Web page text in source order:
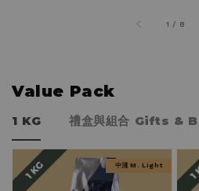
1 / 8
Value Pack
1 KG 禮盒與組合 Gifts &
中淺 M. Light